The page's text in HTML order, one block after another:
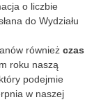
o liczbie
do Wydziału
również czas
roku naszą
podejmie
w naszej